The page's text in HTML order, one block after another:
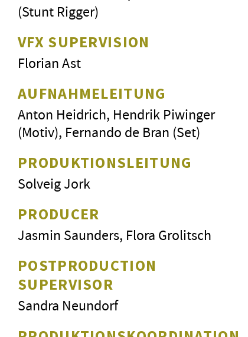
(Stunt Rigger)
VFX SUPERVISION
Florian Ast
AUFNAHMELEITUNG
Anton Heidrich, Hendrik Piwinger
(Motiv), Fernando de Bran (Set)
PRODUKTIONSLEITUNG
Solveig Jork
PRODUCER
Jasmin Saunders, Flora Grolitsch
POSTPRODUCTION
SUPERVISOR
Sandra Neundorf